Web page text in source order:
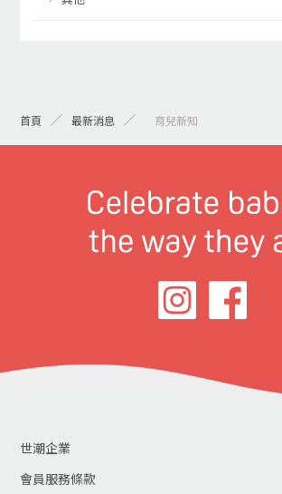
首頁 最新消息 > 育兒新知
世潮企業
會員服務條款